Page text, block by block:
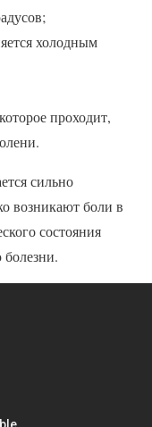
холодным
проходит,
сильно
возникают боли в
состояния